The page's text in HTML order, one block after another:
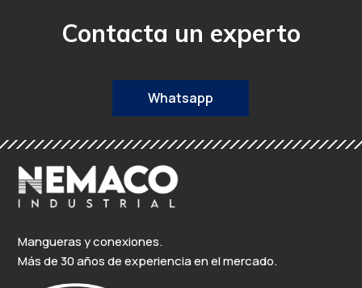
Contacta un experto
Whatsapp
Mangueras y conexiones.
Más de 30 años de experiencia en el mercado.